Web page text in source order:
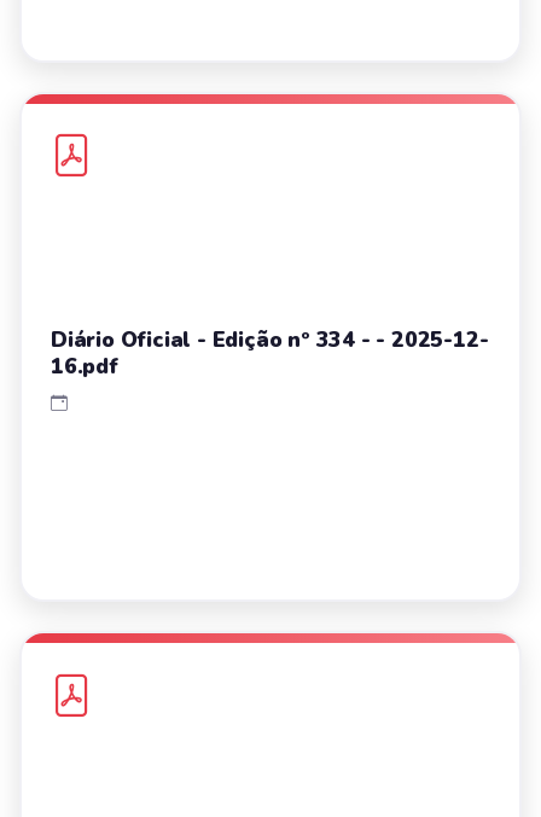
Diário Oficial - Edição nº 334 - - 2025-12-
16.pdf